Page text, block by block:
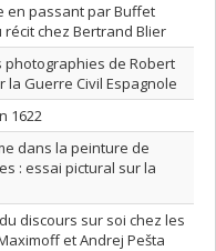
en passant par Buffet
chez Bertrand Blier
de Robert
la Guerre Civil Espagnole
1622
dans la peinture de
: essai pictural sur la
discours sur soi chez les
et Andrej Pešta